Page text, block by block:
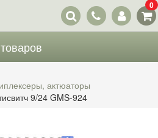
Наши
контакты
0
актюаторы
9/24 GMS-924